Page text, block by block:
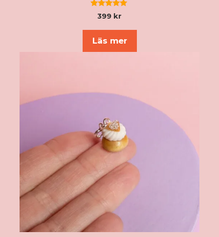
5.00
av 5
399 kr
Läs mer